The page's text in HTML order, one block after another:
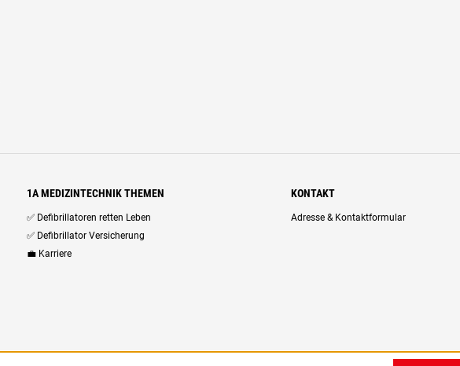
1A MEDIZINTECHNIK THEMEN
✅ Defibrillatoren retten Leben
✅ Defibrillator Versicherung
💼 Karriere
KONTAKT
Adresse & Kontaktformular